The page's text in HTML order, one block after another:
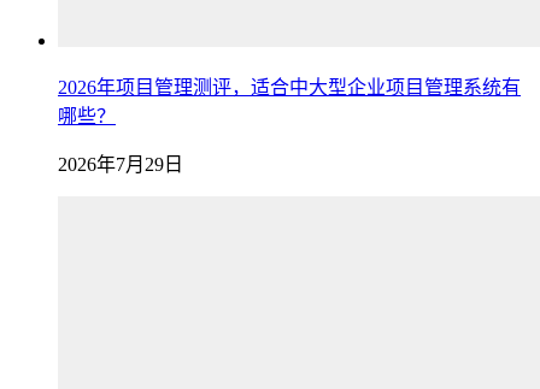
2026年项目管理测评，适合中大型企业项目管理系统有
哪些？
2026年7月29日